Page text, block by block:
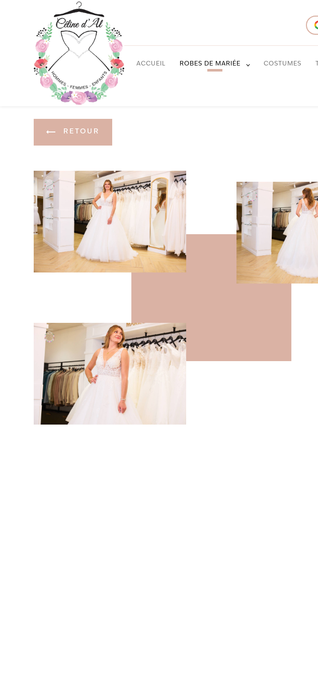
ACCUEIL ROBES DE MARIÉE COSTUMES
RETOUR
Panneau de gestion des cookies